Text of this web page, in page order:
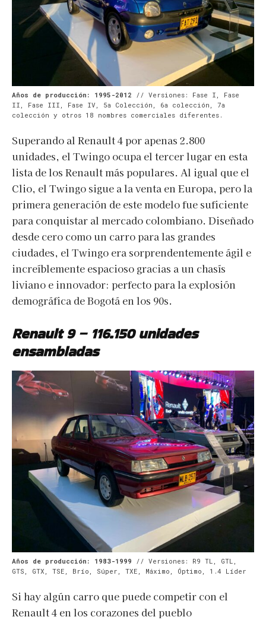
Años de producción: 1995-2012 // Versiones: Fase I, Fase
II, Fase III, Fase IV, 5a Colección, 6a colección, 7a
colección y otros 18 nombres comerciales diferentes.
Superando al Renault 4 por apenas 2.800
unidades, el Twingo ocupa el tercer lugar en esta
lista de los Renault más populares. Al igual que el
Clio, el Twingo sigue a la venta en Europa, pero la
primera generación de este modelo fue suficiente
para conquistar al mercado colombiano. Diseñado
desde cero como un carro para las grandes
ciudades, el Twingo era sorprendentemente ágil e
increíblemente espacioso gracias a un chasís
liviano e innovador: perfecto para la explosión
demográfica de Bogotá en los 90s.
Renault 9 – 116.150 unidades
ensambladas
Años de producción: 1983-1999 // Versiones: R9 TL, GTL,
GTS, GTX, TSE, Brío, Súper, TXE, Máximo, Óptimo, 1.4 Líder
Si hay algún carro que puede competir con el
Renault 4 en los corazones del pueblo